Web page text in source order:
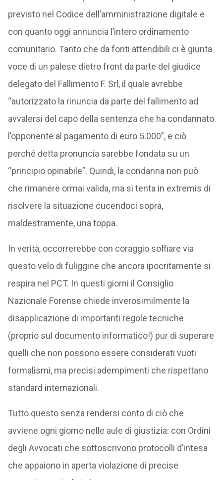
previsto nel Codice dell’amministrazione digitale e
con quanto oggi annuncia l’intero ordinamento
comunitario. Tanto che da fonti attendibili ci è giunta
voce di un palese dietro front da parte del giudice
delegato del Fallimento F. Srl, il quale avrebbe
“autorizzato la rinuncia da parte del fallimento ad
avvalersi del capo della sentenza che ha condannato
l’opponente al pagamento di euro 5.000”, e ciò
perché detta pronuncia sarebbe fondata su un
“principio opinabile”. Quindi, la condanna non può
che rimanere ormai valida, ma si tenta in extremis di
risolvere la situazione cucendoci sopra,
maldestramente, una toppa.
In verità, occorrerebbe con coraggio soffiare via
questo velo di fuliggine che ancora ipocritamente si
respira nel PCT. In questi giorni il Consiglio
Nazionale Forense chiede inverosimilmente la
disapplicazione di importanti regole tecniche
(proprio sul documento informatico!) pur di superare
quelli che non possono essere considerati vuoti
formalismi, ma precisi adempimenti che rispettano
standard internazionali.
Tutto questo senza rendersi conto di ciò che
avviene ogni giorno nelle aule di giustizia: con Ordini
degli Avvocati che sottoscrivono protocolli d’intesa
che appaiono in aperta violazione di precise